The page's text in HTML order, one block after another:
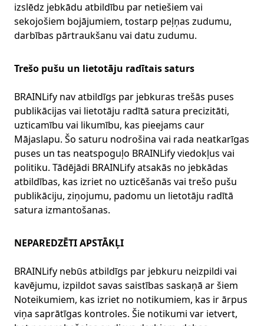
izslēdz jebkādu atbildību par netiešiem vai
sekojošiem bojājumiem, tostarp peļņas zudumu,
darbības pārtraukšanu vai datu zudumu.
Trešo pušu un lietotāju radītais saturs
BRAINLify nav atbildīgs par jebkuras trešās puses
publikācijas vai lietotāju radītā satura precizitāti,
uzticamību vai likumību, kas pieejams caur
Mājaslapu. Šo saturu nodrošina vai rada neatkarīgas
puses un tas neatspoguļo BRAINLify viedokļus vai
politiku. Tādējādi BRAINLify atsakās no jebkādas
atbildības, kas izriet no uzticēšanās vai trešo pušu
publikāciju, ziņojumu, padomu un lietotāju radītā
satura izmantošanas.
NEPAREDZĒTI APSTĀKĻI
BRAINLify nebūs atbildīgs par jebkuru neizpildi vai
kavējumu, izpildot savas saistības saskaņā ar šiem
Noteikumiem, kas izriet no notikumiem, kas ir ārpus
viņa saprātīgas kontroles. Šie notikumi var ietvert,